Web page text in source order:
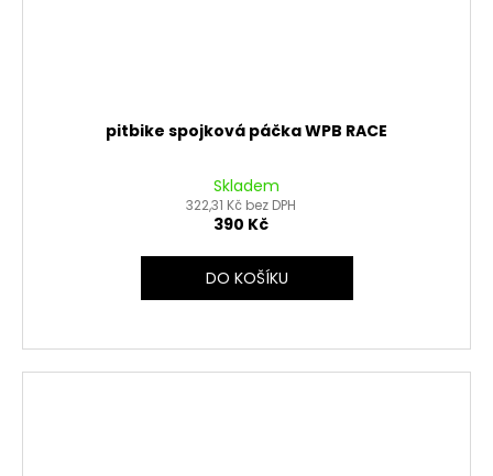
pitbike spojková páčka WPB RACE
Skladem
322,31 Kč bez DPH
390 Kč
DO KOŠÍKU